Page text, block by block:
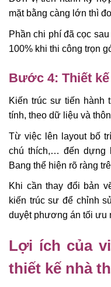
mặt bằng càng lớn thì
Phần chi phí đã cọc
100% khi thi công trọn
Bước 4: Thiết
Kiến trúc sư tiến hành
tính, theo dữ liệu và
Từ việc lên layout bố
chú thích,… đến dựng
Bang thể hiện rõ ràng
Khi cần thay đổi bản
kiến trúc sư để chỉnh
duyệt phương án tối ưu
Lợi ích của
thiết kế nhà